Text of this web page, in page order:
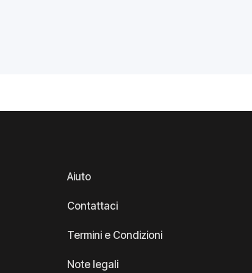
Aiuto
Contattaci
Termini e Condizioni
Note legali